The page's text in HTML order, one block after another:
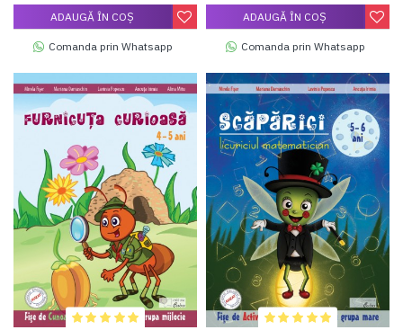
ADAUGĂ ÎN COŞ
Comanda prin Whatsapp
ADAUGĂ ÎN COŞ
Comanda prin Whatsapp